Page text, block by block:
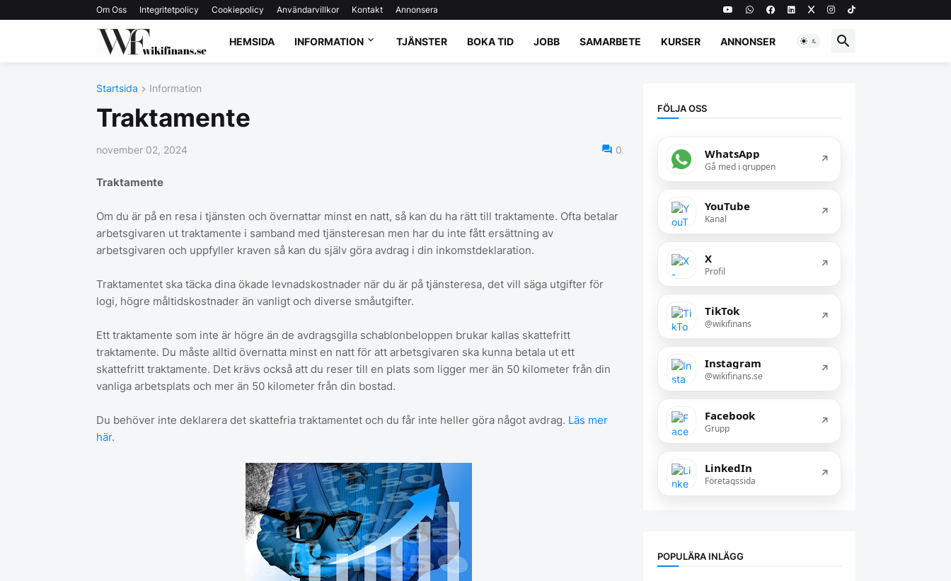
Om Oss Integritetpolicy Cookiepolicy Användarvillkor Kontakt Annonsera
HEMSIDA INFORMATION TJÄNSTER BOKA TID JOBB SAMARBETE KURSER ANNONSER
Startsida Information
Traktamente
november 02, 2024 0
Traktamente
Om du är på en resa i tjänsten och övernattar minst en natt, så kan du ha rätt till traktamente. Ofta betalar
arbetsgivaren ut traktamente i samband med tjänsteresan men har du inte fått ersättning av
arbetsgivaren och uppfyller kraven så kan du själv göra avdrag i din inkomstdeklaration.
Traktamentet ska täcka dina ökade levnadskostnader när du är på tjänsteresa, det vill säga utgifter för
logi, högre måltidskostnader än vanligt och diverse småutgifter.
Ett traktamente som inte är högre än de avdragsgilla schablonbeloppen brukar kallas skattefritt
traktamente. Du måste alltid övernatta minst en natt för att arbetsgivaren ska kunna betala ut ett
skattefritt traktamente. Det krävs också att du reser till en plats som ligger mer än 50 kilometer från din
vanliga arbetsplats och mer än 50 kilometer från din bostad.
Du behöver inte deklarera det skattefria traktamentet och du får inte heller göra något avdrag. Läs mer
här.
FÖLJA OSS
WhatsApp
Gå med i gruppen
↗
YouTube
Kanal
↗
X
Profil
↗
TikTok
@wikifinans
↗
Instagram
@wikifinans.se
↗
Facebook
Grupp
↗
LinkedIn
Företagssida
↗
POPULÄRA INLÄGG